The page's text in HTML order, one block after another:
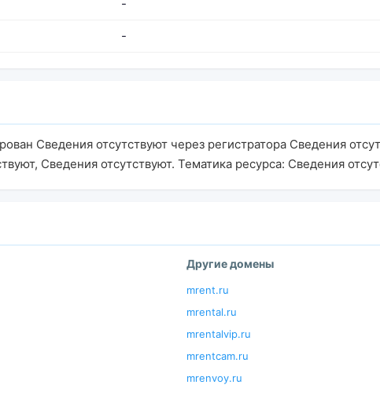
-
-
Сведения отсутствуют через регистратора Сведения
Сведения отсутствуют. Тематика ресурса: Сведения
Другие домены
mrent.ru
mrental.ru
mrentalvip.ru
mrentcam.ru
mrenvoy.ru